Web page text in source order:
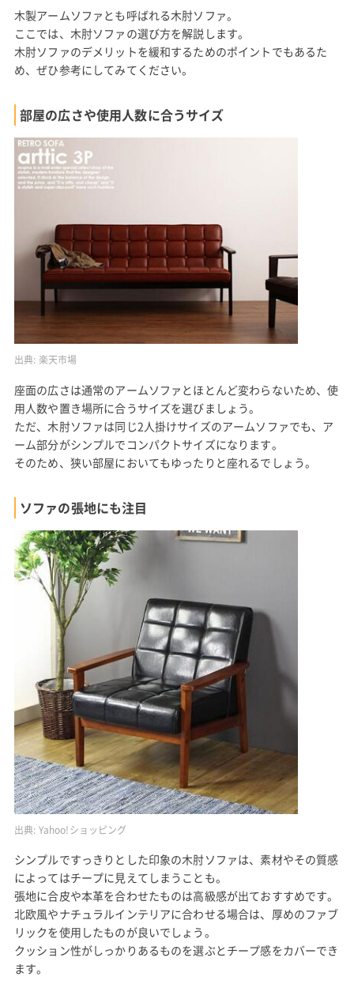
木製アームソファとも呼ばれる木肘ソファ。
ここでは、木肘ソファの選び方を解説します。
木肘ソファのデメリットを緩和するためのポイントでもあるた
め、ぜひ参考にしてみてください。
部屋の広さや使用人数に合うサイズ
出典: 楽天市場
座面の広さは通常のアームソファとほとんど変わらないため、使
用人数や置き場所に合うサイズを選びましょう。
ただ、木肘ソファは同じ2人掛けサイズのアームソファでも、ア
ーム部分がシンプルでコンパクトサイズになります。
そのため、狭い部屋においてもゆったりと座れるでしょう。
ソファの張地にも注目
出典: Yahoo!ショッピング
シンプルですっきりとした印象の木肘ソファは、素材やその質感
によってはチープに見えてしまうことも。
張地に合皮や本革を合わせたものは高級感が出ておすすめです。
北欧風やナチュラルインテリアに合わせる場合は、厚めのファブ
リックを使用したものが良いでしょう。
クッション性がしっかりあるものを選ぶとチープ感をカバーでき
ます。